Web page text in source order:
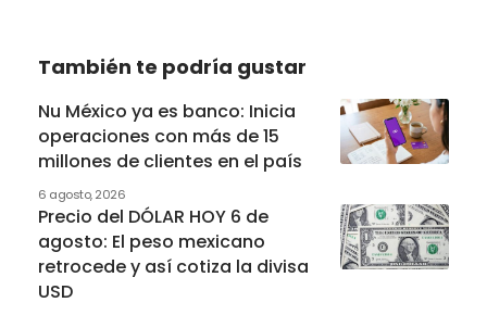
También te podría gustar
Nu México ya es banco: Inicia
operaciones con más de 15
millones de clientes en el país
6 agosto, 2026
Precio del DÓLAR HOY 6 de
agosto: El peso mexicano
retrocede y así cotiza la divisa
USD